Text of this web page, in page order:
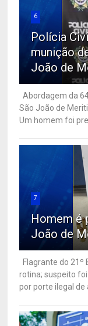
6
Polícia
munição
João de
Abordagem da
São João de
Um homem foi
7
Homem é
João de
Flagrante do
rotina; suspeito
por porte ilegal de